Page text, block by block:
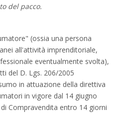
del pacco.
(ossia una persona
all'attività imprenditoriale,
eventualmente svolta),
del D. Lgs. 206/2005
in attuazione della direttiva
in vigore dal 14 giugno
Compravendita entro 14 giorni